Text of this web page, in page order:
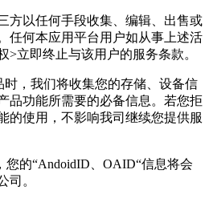
方以任何手段收集、编辑、出售或
任何本应用平台用户如从事上述活
>立即终止与该用户的服务条款。
时，我们将收集您的存储、设备信
品功能所需要的必备信息。若您拒
的使用，不影响我司继续您提供服
您的“AndoidID、OAID“信息将会
司。